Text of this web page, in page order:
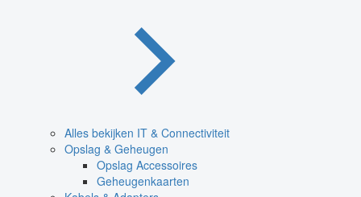
Alles bekijken IT & Connectiviteit
Opslag & Geheugen
Opslag Accessoires
Geheugenkaarten